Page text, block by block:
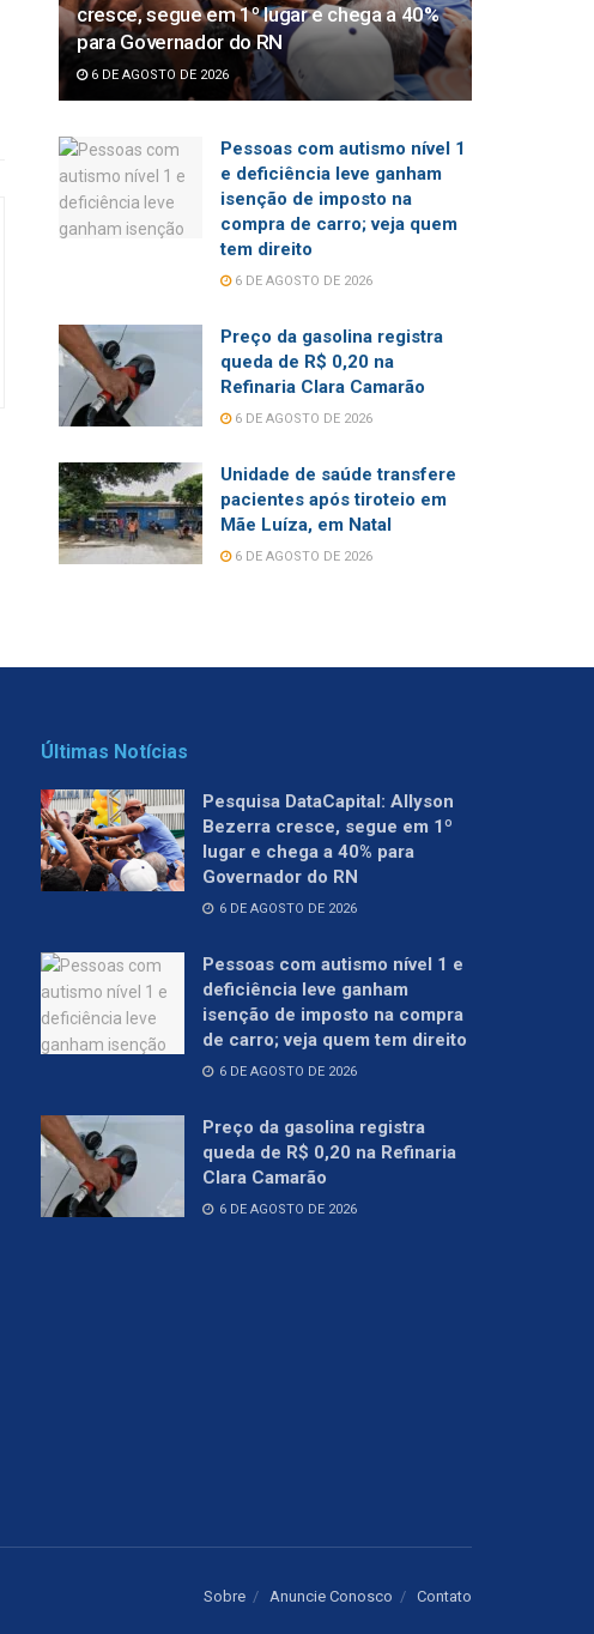
cresce, segue em 1º lugar e chega a 40%
para Governador do RN
6 DE AGOSTO DE 2026
Pessoas com autismo nível 1
e deficiência leve ganham
isenção de imposto na
compra de carro; veja quem
tem direito
6 DE AGOSTO DE 2026
Preço da gasolina registra
queda de R$ 0,20 na
Refinaria Clara Camarão
6 DE AGOSTO DE 2026
Unidade de saúde transfere
pacientes após tiroteio em
Mãe Luíza, em Natal
6 DE AGOSTO DE 2026
Últimas Notícias
Pesquisa DataCapital: Allyson
Bezerra cresce, segue em 1º
lugar e chega a 40% para
Governador do RN
6 DE AGOSTO DE 2026
Pessoas com autismo nível 1 e
deficiência leve ganham
isenção de imposto na compra
de carro; veja quem tem direito
6 DE AGOSTO DE 2026
Preço da gasolina registra
queda de R$ 0,20 na Refinaria
Clara Camarão
6 DE AGOSTO DE 2026
Sobre Anuncie Conosco Contato